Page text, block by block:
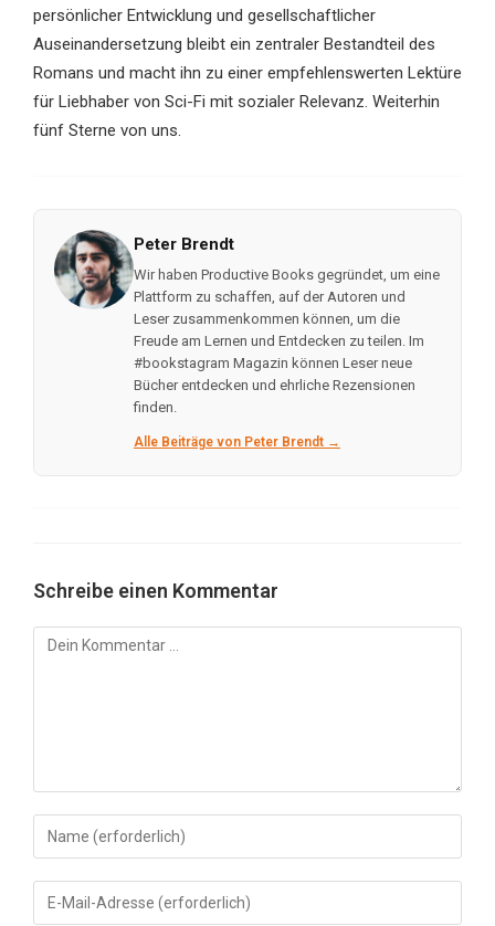
persönlicher Entwicklung und gesellschaftlicher
Auseinandersetzung bleibt ein zentraler Bestandteil des
Romans und macht ihn zu einer empfehlenswerten Lektüre
für Liebhaber von Sci-Fi mit sozialer Relevanz. Weiterhin
fünf Sterne von uns.
Peter Brendt
Wir haben Productive Books gegründet, um eine
Plattform zu schaffen, auf der Autoren und
Leser zusammenkommen können, um die
Freude am Lernen und Entdecken zu teilen. Im
#bookstagram Magazin können Leser neue
Bücher entdecken und ehrliche Rezensionen
finden.
Alle Beiträge von Peter Brendt →
Schreibe einen Kommentar
Kommentar
Gib
deinen
Namen
oder
Gib
deine